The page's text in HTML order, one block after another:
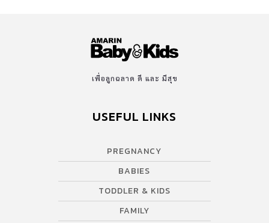
ชีวิต เป็นยาที่ดีให้กับสุขภาพใจและกาย ไกลจากโรคภัยทั้งหลาย ถือ
เป็นของขวัญที่ดีที่เราทุกคนให้กับตัวเองได้ ในการประชุมทางวิชาการ
เพื่อลูกฉลาด ดี และ มีสุข
USEFUL LINKS
PREGNANCY
BABIES
TODDLER & KIDS
FAMILY